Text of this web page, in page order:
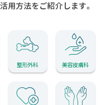
用方法をご紹介します。
整形外科 美容皮膚科